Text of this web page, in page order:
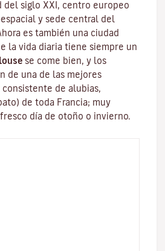
del siglo XXI, centro europeo
y sede central del
es también una ciudad
la vida diaria tiene siempre un
se come bien, y los
de una de las mejores
consistente de alubias,
de toda Francia; muy
día de otoño o invierno.